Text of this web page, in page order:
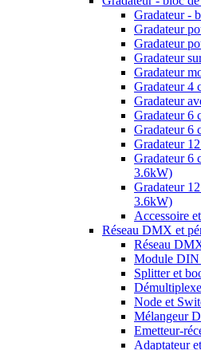
Gradateur -
Gradateur
Gradateur
Gradateur
Gradateur
Gradateur 4
Gradateur
Gradateur 6
Gradateur 6
Gradateur
Gradateur 6
3.6kW)
Gradateur
3.6kW)
Accessoire
Réseau DMX et
Réseau
Module DIN
Splitter et
Node et
Mélangeur
Emetteur-
Adaptateur